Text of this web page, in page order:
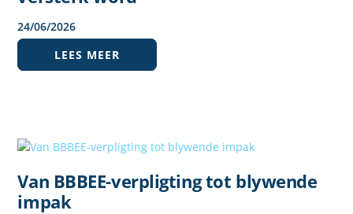
24/06/2026
LEES MEER
Van BBBEE-verpligting tot blywende
impak